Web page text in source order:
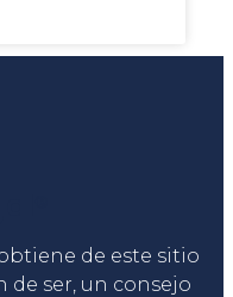
de este sitio
de ser, un consejo